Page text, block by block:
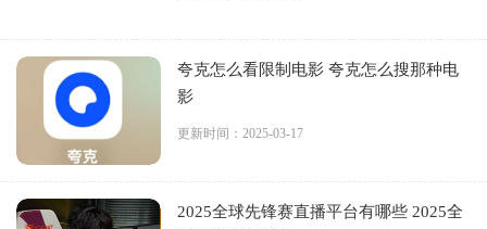
夸克怎么看限制电影 夸克怎么搜那种电
影
更新时间：2025-03-17
2025全球先锋赛直播平台有哪些 2025全